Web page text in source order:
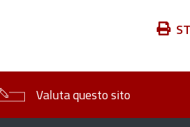
Azioni
Valuta questo sito